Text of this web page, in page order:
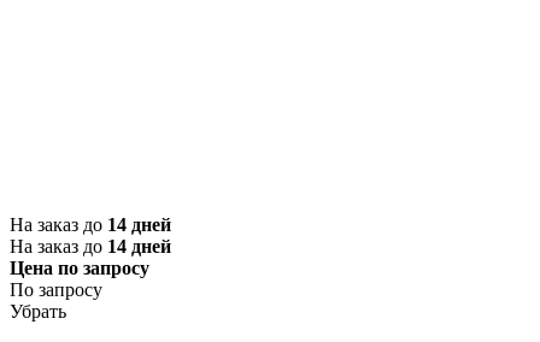
На заказ до 14 дней
На заказ до 14 дней
Цена по запросу
По запросу
Убрать